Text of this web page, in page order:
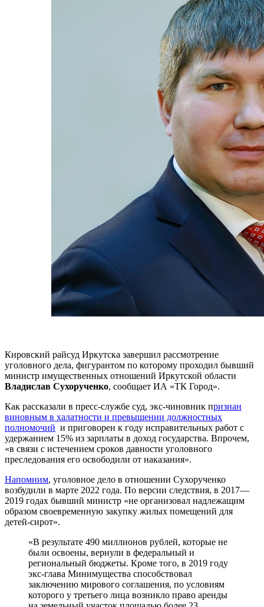
Кировский райсуд Иркутска завершил рассмотрение
уголовного дела, фигурантом по которому проходил бывший
министр имущественных отношений Иркутской области
Владислав Сухорученко, сообщает ИА «ТК Город».
Как рассказали в пресс-службе суд, экс-чиновник признан
виновным в халатности и превышении должностных
полномочий и приговорен к году исправительных работ с
удержанием 15% из зарплаты в доход государства. Впрочем,
«в связи с истечением сроков давности уголовного
преследования его освободили от наказания».
Напомним, уголовное дело в отношении Сухорученко
возбудили в марте 2022 года. По версии следствия, в 2017—
2019 годах бывший министр «не организовал надлежащим
образом своевременную закупку жилых помещений для
детей-сирот».
«В результате 490 миллионов рублей, которые не
были освоены, вернули в федеральный и
региональный бюджеты. Кроме того, в 2019 году
экс-глава Минимущества способствовал
заключению мирового соглашения, по условиям
которого у третьего лица возникло право аренды